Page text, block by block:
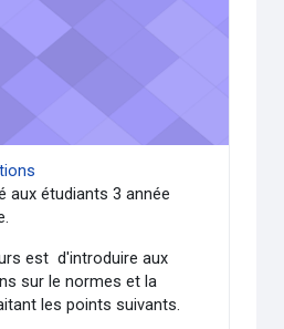
aux étudiants 3 année
est d'introduire aux
sur le normes et la
les points suivants.